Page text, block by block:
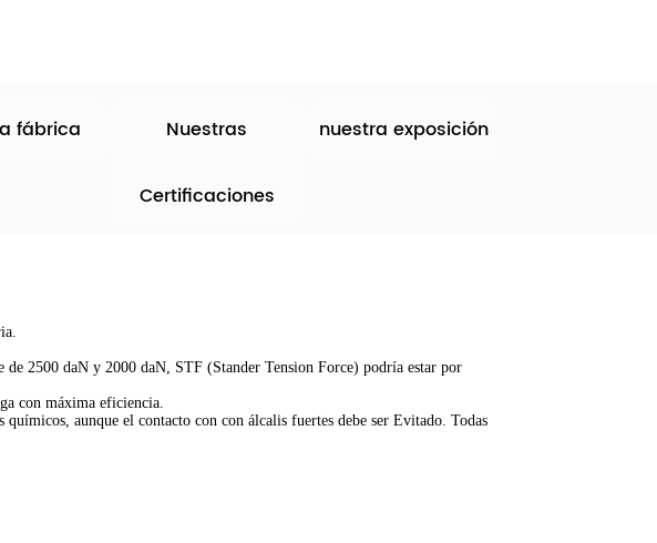
fábrica Nuestras
Certificaciones
nuestra exposición
de 2500 daN y 2000 daN, STF (Stander Tension Force) podría estar por
con máxima eficiencia.
aunque el contacto con con álcalis fuertes debe serEvitado. Todas